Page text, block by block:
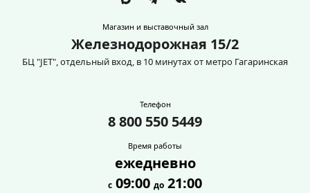
Магазин и выставочный зал
Железнодорожная 15/2
БЦ "JET", отдельный вход, в 10 минутах от метро Гагаринская
Телефон
8 800 550 5449
Время работы
ежедневно
с 09:00 до 21:00